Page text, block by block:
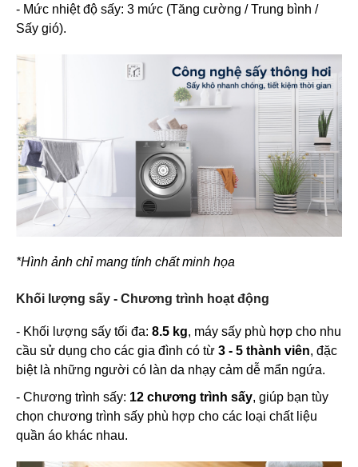
- Mức nhiệt độ sấy: 3 mức (Tăng cường / Trung bình /
Sấy gió).
*Hình ảnh chỉ mang tính chất minh họa
Khối lượng sấy - Chương trình hoạt động
- Khối lượng sấy tối đa: 8.5 kg, máy sấy phù hợp cho nhu
cầu sử dụng cho các gia đình có từ 3 - 5 thành viên, đặc
biệt là những người có làn da nhạy cảm dễ mẩn ngứa.
- Chương trình sấy: 12 chương trình sấy, giúp bạn tùy
chọn chương trình sấy phù hợp cho các loại chất liệu
quần áo khác nhau.